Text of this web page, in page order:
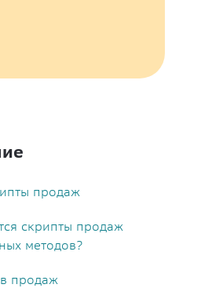
продаж
скрипты продаж
методов?
продаж